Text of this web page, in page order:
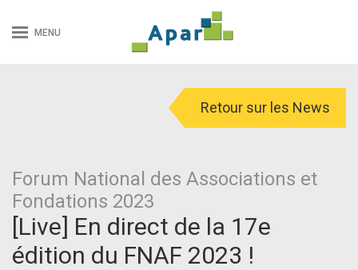
MENU
Retour sur les News
Forum National des Associations et
Fondations 2023
[Live] En direct de la 17e
édition du FNAF 2023 !